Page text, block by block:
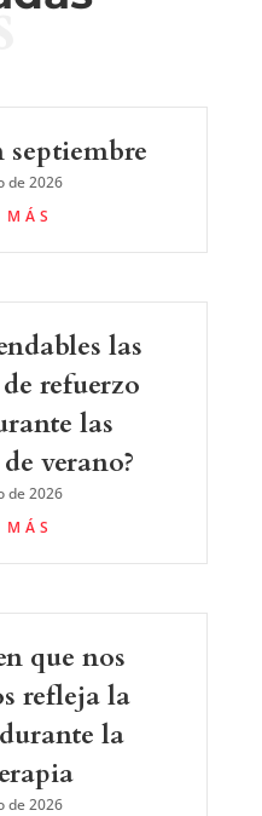
septiembre
de 2026
las
refuerzo
las
verano?
de 2026
que nos
refleja la
la
de 2026